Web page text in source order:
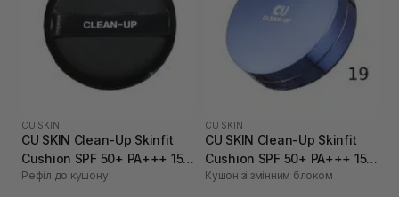
CU SKIN
CU SKIN Clean-Up Skinfit
Cushion SPF 50+ PA+++ 15 г
21 тон
Рефіл до кушону
CU SKIN
CU SKIN Clean-Up Skinfit
Cushion SPF 50+ PA+++ 15 г
+ 15 г 19 тон
Кушон зі змінним блоком